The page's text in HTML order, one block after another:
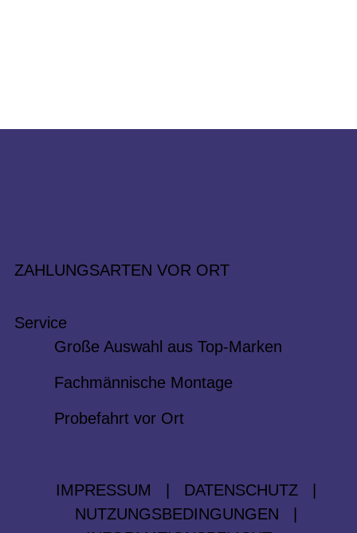
ZAHLUNGSARTEN VOR ORT
Service
Große Auswahl aus Top-Marken
Fachmännische Montage
Probefahrt vor Ort
IMPRESSUM DATENSCHUTZ
NUTZUNGSBEDINGUNGEN